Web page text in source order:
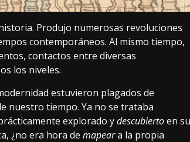
Produjo numerosas revoluciones
contemporáneos. Al mismo tiempo,
contactos entre diversas
los niveles.
estuvieron plagados de
nuestro tiempo. Ya no se trataba
explorado ydescubiertoen su
¿no era hora de mapeara la propia